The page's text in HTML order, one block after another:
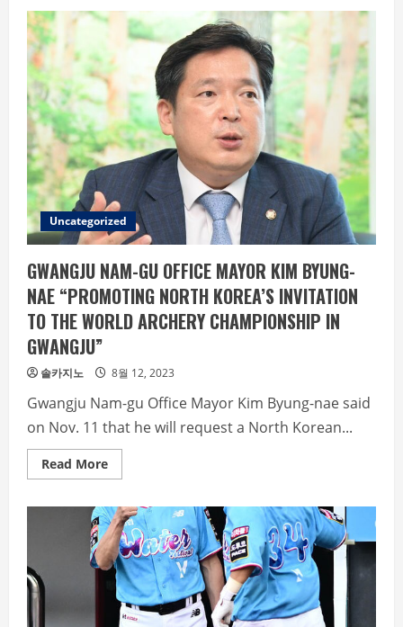
MATT
OLSON
FINALLY
TIES
OHTANI
FOR
MLB
LEAD
WITH
40
HOMERS
Uncategorized
GWANGJU NAM-GU OFFICE MAYOR KIM BYUNG-
NAE “PROMOTING NORTH KOREA’S INVITATION
TO THE WORLD ARCHERY CHAMPIONSHIP IN
GWANGJU”
솔카지노 8월 12, 2023
Gwangju Nam-gu Office Mayor Kim Byung-nae said
on Nov. 11 that he will request a North Korean...
Read MoreRead
more
NAM-
GU
OFFICE
MAYOR
KIM
BYUNG-
NAE
“PROMOTING
NORTH